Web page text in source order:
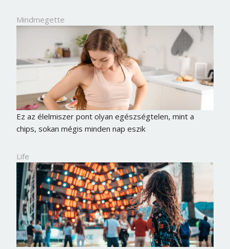
Mindmegette
Ez az élelmiszer pont olyan egészségtelen, mint a
chips, sokan mégis minden nap eszik
Life